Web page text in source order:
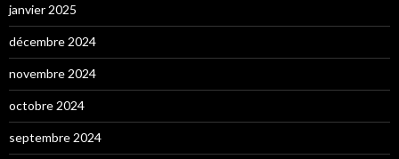
janvier 2025
décembre 2024
novembre 2024
octobre 2024
septembre 2024